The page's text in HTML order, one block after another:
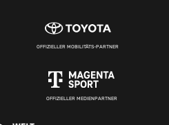
OFFIZIELLER MOBILITÄTS-PARTNER
OFFIZIELLER MEDIENPARTNER